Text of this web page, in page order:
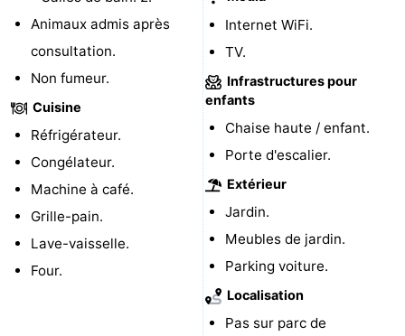
du
Randonnée
-
Équitation
Manèges
-
Terrains
de
Peche
-
de
Boire
Animaux admis après
consultation.
Non fumeur.
Cuisine
Réfrigérateur.
Congélateur.
Machine à café.
Grille-pain.
Lave-vaisselle.
Four.
Internet WiFi.
TV.
Infrastructures pour
enfants
Chaise haute / enfant.
Porte d'escalier.
Extérieur
Jardin.
Meubles de jardin.
Parking voiture.
Localisation
Pas sur parc de